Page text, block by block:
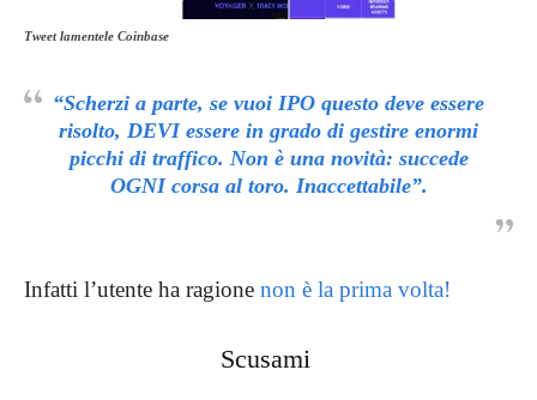
Tweet lamentele Coinbase
“Scherzi a parte, se vuoi IPO questo deve essere
risolto, DEVI essere in grado di gestire enormi
picchi di traffico. Non è una novità: succede
OGNI corsa al toro. Inaccettabile”.
Infatti l’utente ha ragione non è la prima volta!
Scusami